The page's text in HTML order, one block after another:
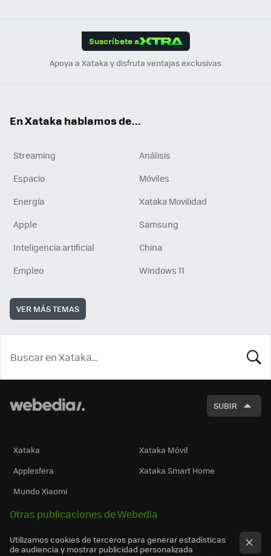
Suscríbete a
Apoya a Xataka y disfruta ventajas exclusivas
En Xataka hablamos de...
Streaming
Análisis
Espacio
Móviles
Energía
Xataka Movilidad
Apple
Samsung
Inteligencia artificial
China
Empleo
Windows 11
VER MÁS TEMAS
SUBIR
Xataka
Xataka Móvil
Applesfera
Xataka Smart Home
Mundo Xiaomi
Otras publicaciones de Webedia
Utilizamos cookies de terceros para generar estadísticas
de audiencia y mostrar publicidad personalizada